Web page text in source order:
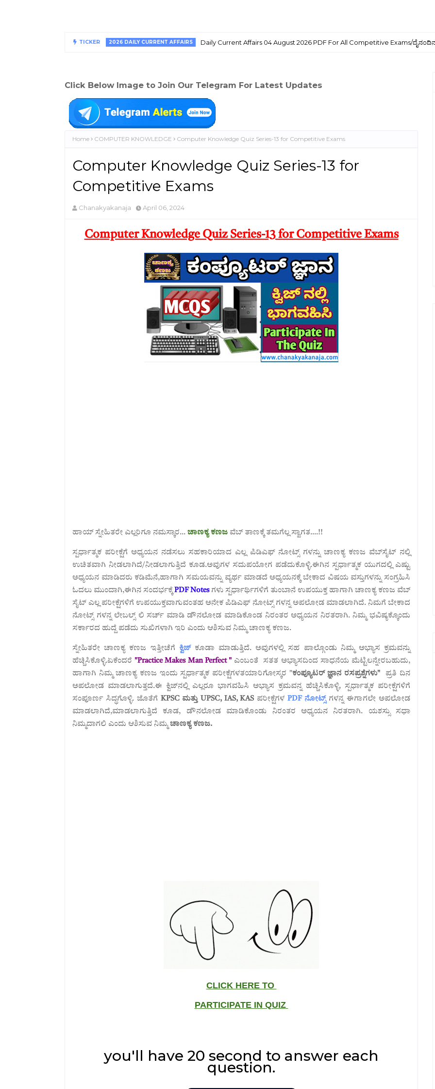
TICKER 2026 DAILY CURRENT AFFAIRS Daily Current Affairs 04 August 2026 PDF For All Competitive Exams/
Click Below Image to Join Our Telegram For Latest Updates
Home COMPUTER KNOWLEDGE Computer Knowledge Quiz Series-13 for Competitive Exams
Computer Knowledge Quiz Series-13 for
Competitive Exams
Chanakyakanaja April 06, 2024
Computer Knowledge Quiz Series-13 for Competitive Exams
ಹಾಯ್ ಸ್ನೇಹಿತರೇ ಎಲ್ಲರಿಗೂ ನಮಸ್ಕಾರ... ಚಾಣಕ್ಯ ಕಣಜ ವೆಬ್ ತಾಣಕ್ಕೆ ತಮಗೆಲ್ಲ ಸ್ವಾಗತ....!!
ಸ್ಪರ್ಧಾತ್ಮಕ ಪರೀಕ್ಷೆಗೆ ಅಧ್ಯಯನ ನಡೆಸಲು ಸಹಕಾರಿಯಾದ ಎಲ್ಲ ಪಿಡಿಎಫ್ ನೋಟ್ಸ್ ಗಳನ್ನು ಚಾಣಕ್ಯ ಕಣಜ ವೆಬ್‌ಸೈಟ್ ನಲ್ಲಿ
ಉಚಿತವಾಗಿ ನೀಡಲಾಗಿದೆ/ನೀಡಲಾಗುತ್ತಿದೆ ಕೂಡ.ಅವುಗಳ ಸದುಪಯೋಗ ಪಡೆದುಕೊಳ್ಳಿ.ಈಗಿನ ಸ್ಪರ್ಧಾತ್ಮಕ ಯುಗದಲ್ಲಿ ಎಷ್ಟು
ಅಧ್ಯಯನ ಮಾಡಿದರು ಕಡಿಮೆನೆ,ಹಾಗಾಗಿ ಸಮಯವನ್ನು ವ್ಯರ್ಥ ಮಾಡದೆ ಅಧ್ಯಯನಕ್ಕೆ ಬೇಕಾದ ವಿಷಯ ವಸ್ತುಗಳನ್ನು ಸಂಗ್ರಹಿಸಿ
ಓದಲು ಮುಂದಾಗಿ,ಈಗಿನ ಸಂದರ್ಭಕ್ಕೆ PDF Notesಗಳು ಸ್ಪರ್ಧಾರ್ಥಿಗಳಿಗೆ ತುಂಬಾನೆ ಉಪಯುಕ್ತ ಹಾಗಾಗಿ ಚಾಣಕ್ಯ ಕಣಜ ವೆಬ್
ಸೈಟ್ ಎಲ್ಲ ಪರೀಕ್ಷೆಗಳಿಗೆ ಉಪಯುಕ್ತವಾಗುವಂತಹ ಅನೇಕ ಪಿಡಿಎಫ್ ನೋಟ್ಸ್ ಗಳನ್ನ ಅಪಲೋಡ ಮಾಡಲಾಗಿದೆ. ನಿಮಗೆ ಬೇಕಾದ
ನೋಟ್ಸ್ ಗಳನ್ನ ಲೇಬಲ್ಸ್ ಲಿ ಸರ್ಚ್ ಮಾಡಿ ಡೌನಲೋಡ ಮಾಡಿಕೊಂಡ ನಿರಂತರ ಅಧ್ಯಯನ ನಿರತರಾಗಿ. ನಿಮ್ಮ ಭವಿಷ್ಯಕ್ಕೊಂದು
ಸರ್ಕಾರದ ಹುದ್ದೆ ಪಡೆದು ಸುಖಿಗಳಾಗಿ ಇರಿ ಎಂದು ಆಶಿಸುವ ನಿಮ್ಮ ಚಾಣಕ್ಯ ಕಣಜ.
ಸ್ನೇಹಿತರೇ ಚಾಣಕ್ಯ ಕಣಜ ಇತ್ತೀಚೆಗೆ ಕ್ವಿಜ್‌ಕೂಡಾ ಮಾಡುತ್ತಿದೆ. ಅವುಗಳಲ್ಲಿ ಸಹ ಪಾಲ್ಗೊಂಡು ನಿಮ್ಮ ಅಭ್ಯಾಸ ಕ್ರಮವನ್ನು
ಹೆಚ್ಚಿಸಿಕೊಳ್ಳಿ.ಏಕೆಂದರೆ "Practice Makes Man Perfect " ಎಂಬಂತೆ ಸತತ ಅಭ್ಯಾಸದಿಂದ ಸಾಧನೆಯ ಮೆಟ್ಟಿಲನ್ನೇರಬಹುದು,
ಹಾಗಾಗಿ ನಿಮ್ಮ ಚಾಣಕ್ಯ ಕಣಜ ಇಂದು ಸ್ಪರ್ಧಾತ್ಮಕ ಪರೀಕ್ಷೆಗಳತಯಾರಿಗೋಸ್ಕರ "ಕಂಪ್ಯೂಟರ್ ಜ್ಞಾನ ರಸಪ್ರಶ್ನೆಗಳು" ಪ್ರತಿ ದಿನ
ಅಪಲೋಡ ಮಾಡಲಾಗುತ್ತದೆ.ಈ ಕ್ವಿಜ್‌ನಲ್ಲಿ ಎಲ್ಲರೂ ಭಾಗವಹಿಸಿ ಅಭ್ಯಾಸ ಕ್ರಮವನ್ನ ಹೆಚ್ಚಿಸಿಕೊಳ್ಳಿ, ಸ್ಪರ್ಧಾತ್ಮಕ ಪರೀಕ್ಷೆಗಳಿಗೆ
ಸಂಪೂರ್ಣ ಸಿದ್ಧಗೊಳ್ಳಿ. ಜೊತೆಗೆ KPSC ಮತ್ತು UPSC, IAS, KAS ಪರೀಕ್ಷೆಗಳPDF ನೋಟ್ಸ್ಗಳನ್ನ ಈಗಾಗಲೇ ಅಪಲೋಡ
ಮಾಡಲಾಗಿದೆ,ಮಾಡಲಾಗುತ್ತಿದೆ ಕೂಡ, ಡೌನಲೋಡ ಮಾಡಿಕೊಂಡು ನಿರಂತರ ಅಧ್ಯಯನ ನಿರತರಾಗಿ. ಯಶಸ್ಸು ಸಧಾ
ನಿಮ್ಮದಾಗಲಿ ಎಂದು ಆಶಿಸುವ ನಿಮ್ಮ ಚಾಣಕ್ಯ ಕಣಜ.
CLICK HERE TO
PARTICIPATE IN QUIZ
you'll have 20 second to answer each
question.